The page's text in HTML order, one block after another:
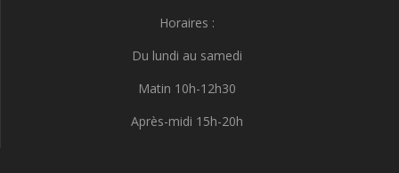
Horaires :
Du lundi au samedi
Matin 10h-12h30
Après-midi 15h-20h